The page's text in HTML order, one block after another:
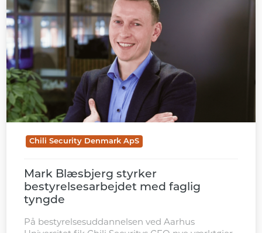
Chili Security Denmark ApS
Mark Blæsbjerg styrker
bestyrelsesarbejdet med faglig
tyngde
På bestyrelsesuddannelsen ved Aarhus